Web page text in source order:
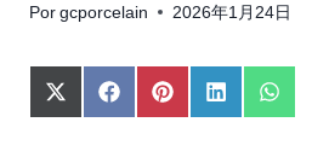
Porgcporcelain 2026年1月24日
C
O
C
O
C
O
C
O
C
O